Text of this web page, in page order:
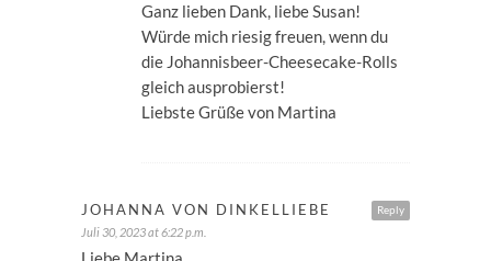
Ganz lieben Dank, liebe Susan!
Würde mich riesig freuen, wenn du
die Johannisbeer-Cheesecake-Rolls
gleich ausprobierst!
Liebste Grüße von Martina
Reply
JOHANNA VON DINKELLIEBE
Juli 30, 2023 at 6:22 p.m.